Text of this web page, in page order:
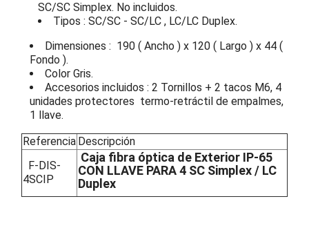
SC/SC Simplex. No incluidos.
Tipos : SC/SC - SC/LC , LC/LC Duplex.
Dimensiones : 190 ( Ancho ) x 120 ( Largo ) x 44 (
Fondo ).
Color Gris.
Accesorios incluidos : 2 Tornillos + 2 tacos M6, 4
unidades protectores termo-retráctil de empalmes,
1 llave.
Referencia Descripción
F-DIS-
4SCIP
Caja fibra óptica de Exterior IP-65
CON LLAVE PARA 4 SC Simplex / LC
Duplex